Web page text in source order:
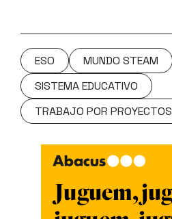
ESO
MUNDO STEAM
SISTEMA EDUCATIVO
TRABAJO POR PROYECTOS